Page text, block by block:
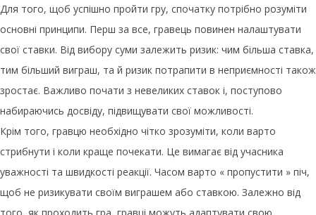
Для того, щоб успішно пройти гру, спочатку потрібно розуміти
основні принципи. Перш за все, гравець повинен налаштувати
свої ставки. Від вибору суми залежить ризик: чим більша ставка,
тим більший виграш, та й ризик потрапити в неприємності також
зростає. Важливо почати з невеликих ставок і, поступово
набираючись досвіду, підвищувати свої можливості.
Крім того, гравцю необхідно чітко зрозуміти, коли варто
стрибнути і коли краще почекати. Це вимагає від учасника
уважності та швидкості реакції. Часом варто « пропустити » піч,
щоб не ризикувати своїм виграшем або ставкою. Залежно від